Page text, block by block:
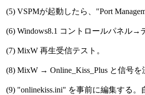
(5) VSPMが起動したら、"Port
(6) Windows8.1 コントロールパネル→
(7) MixW 再生受信テスト。
(8) MixW → Online_Kiss_Plus と信号
(9) "onlinekiss.ini" を事前に編集する。